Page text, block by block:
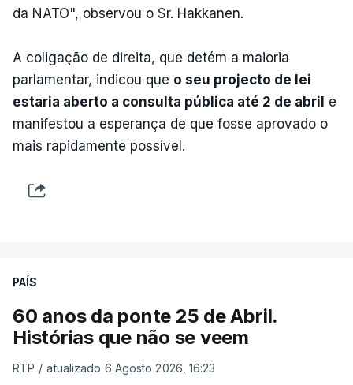
da NATO", observou o Sr. Hakkanen.
A coligação de direita, que detém a maioria
parlamentar, indicou que o seu projecto de lei
estaria aberto a consulta pública até 2 de abril e
manifestou a esperança de que fosse aprovado o
mais rapidamente possível.
PAÍS
60 anos da ponte 25 de Abril.
Histórias que não se veem
RTP / atualizado 6 Agosto 2026, 16:23